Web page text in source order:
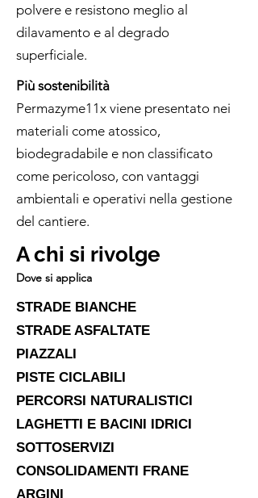
polvere e resistono meglio al
dilavamento e al degrado
superficiale.
Più sostenibilità
Permazyme11x viene presentato nei
materiali come atossico,
biodegradabile e non classificato
come pericoloso, con vantaggi
ambientali e operativi nella gestione
del cantiere.
A chi si rivolge
Dove si applica
STRADE BIANCHE
STRADE ASFALTATE
PIAZZALI
PISTE CICLABILI
PERCORSI NATURALISTICI
LAGHETTI E BACINI IDRICI
SOTTOSERVIZI
CONSOLIDAMENTI FRANE
ARGINI